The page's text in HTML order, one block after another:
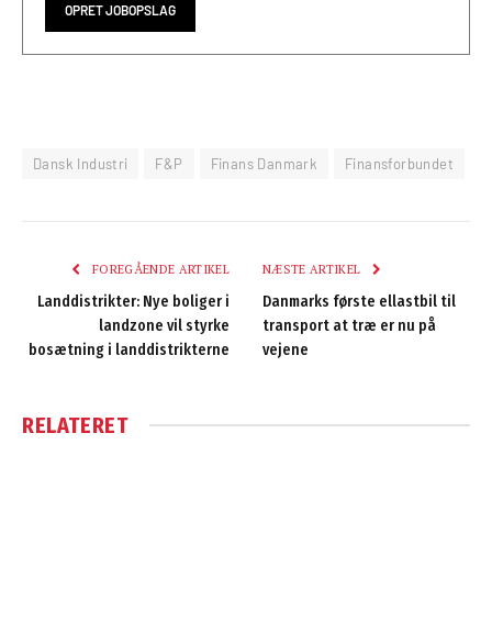
OPRET JOBOPSLAG
Dansk Industri F&P Finans Danmark Finansforbundet
FOREGÅENDE ARTIKEL
Landdistrikter: Nye boliger i
landzone vil styrke
bosætning i landdistrikterne
NÆSTE ARTIKEL
Danmarks første ellastbil til
transport at træ er nu på
vejene
RELATERET